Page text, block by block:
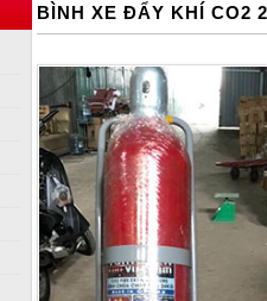
BÌNH XE ĐẨY KHÍ CO2